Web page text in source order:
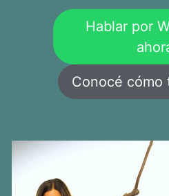
Hablar por
Conocé cómo